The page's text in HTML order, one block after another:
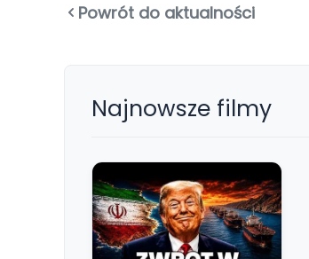
Powrót do aktualności
Najnowsze filmy